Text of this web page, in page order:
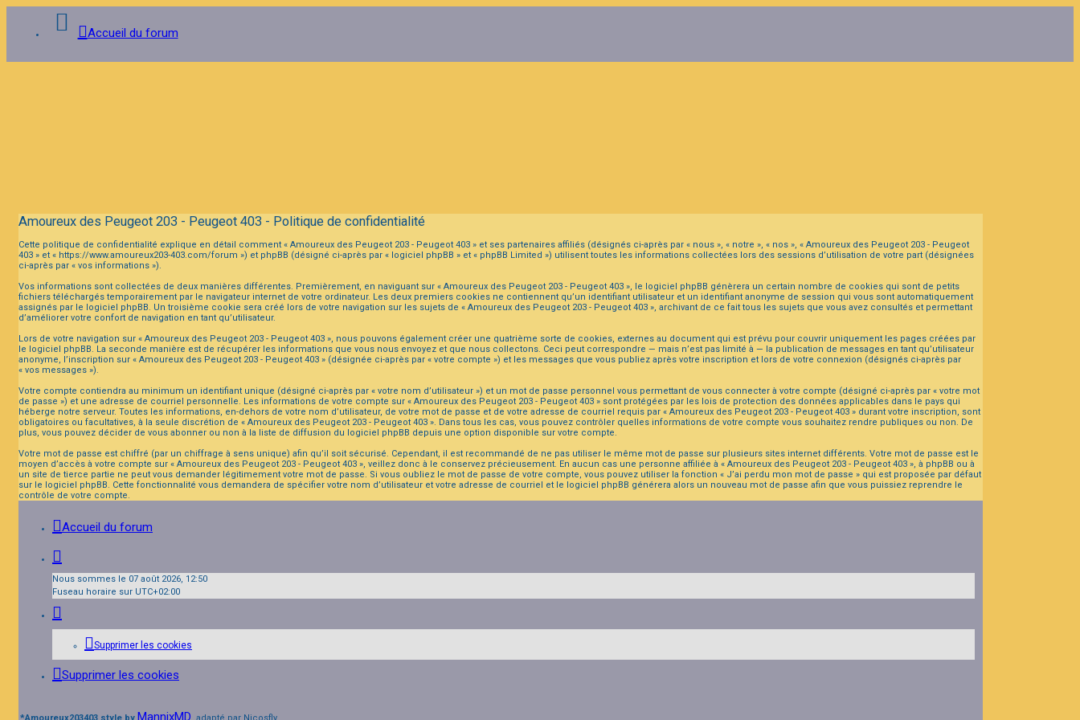
Accueil du forum
Amoureux des Peugeot 203 - Peugeot 403 - Politique de confidentialité
Cette politique de confidentialité explique en détail comment « Amoureux des Peugeot 203 - Peugeot 403 » et ses partenaires affiliés (désignés ci-après par « nous », « notre », « nos », « Amoureux des Peugeot 203 - Peugeot
403 » et « https://www.amoureux203-403.com/forum ») et phpBB (désigné ci-après par « logiciel phpBB » et « phpBB Limited ») utilisent toutes les informations collectées lors des sessions d’utilisation de votre part (désignées
ci-après par « vos informations »).
Vos informations sont collectées de deux manières différentes. Premièrement, en naviguant sur « Amoureux des Peugeot 203 - Peugeot 403 », le logiciel phpBB génèrera un certain nombre de cookies qui sont de petits
fichiers téléchargés temporairement par le navigateur internet de votre ordinateur. Les deux premiers cookies ne contiennent qu’un identifiant utilisateur et un identifiant anonyme de session qui vous sont automatiquement
assignés par le logiciel phpBB. Un troisième cookie sera créé lors de votre navigation sur les sujets de « Amoureux des Peugeot 203 - Peugeot 403 », archivant de ce fait tous les sujets que vous avez consultés et permettant
d’améliorer votre confort de navigation en tant qu’utilisateur.
Lors de votre navigation sur « Amoureux des Peugeot 203 - Peugeot 403 », nous pouvons également créer une quatrième sorte de cookies, externes au document qui est prévu pour couvrir uniquement les pages créées par
le logiciel phpBB. La seconde manière est de récupérer les informations que vous nous envoyez et que nous collectons. Ceci peut correspondre — mais n’est pas limité à — la publication de messages en tant qu’utilisateur
anonyme, l’inscription sur « Amoureux des Peugeot 203 - Peugeot 403 » (désignée ci-après par « votre compte ») et les messages que vous publiez après votre inscription et lors de votre connexion (désignés ci-après par
« vos messages »).
Votre compte contiendra au minimum un identifiant unique (désigné ci-après par « votre nom d’utilisateur ») et un mot de passe personnel vous permettant de vous connecter à votre compte (désigné ci-après par « votre mot
de passe ») et une adresse de courriel personnelle. Les informations de votre compte sur « Amoureux des Peugeot 203 - Peugeot 403 » sont protégées par les lois de protection des données applicables dans le pays qui
héberge notre serveur. Toutes les informations, en-dehors de votre nom d’utilisateur, de votre mot de passe et de votre adresse de courriel requis par « Amoureux des Peugeot 203 - Peugeot 403 » durant votre inscription, sont
obligatoires ou facultatives, à la seule discrétion de « Amoureux des Peugeot 203 - Peugeot 403 ». Dans tous les cas, vous pouvez contrôler quelles informations de votre compte vous souhaitez rendre publiques ou non. De
plus, vous pouvez décider de vous abonner ou non à la liste de diffusion du logiciel phpBB depuis une option disponible sur votre compte.
Votre mot de passe est chiffré (par un chiffrage à sens unique) afin qu’il soit sécurisé. Cependant, il est recommandé de ne pas utiliser le même mot de passe sur plusieurs sites internet différents. Votre mot de passe est le
moyen d’accès à votre compte sur « Amoureux des Peugeot 203 - Peugeot 403 », veillez donc à le conservez précieusement. En aucun cas une personne affiliée à « Amoureux des Peugeot 203 - Peugeot 403 », à phpBB ou à
un site de tierce partie ne peut vous demander légitimement votre mot de passe. Si vous oubliez le mot de passe de votre compte, vous pouvez utiliser la fonction « J’ai perdu mon mot de passe » qui est proposée par défaut
sur le logiciel phpBB. Cette fonctionnalité vous demandera de spécifier votre nom d’utilisateur et votre adresse de courriel et le logiciel phpBB générera alors un nouveau mot de passe afin que vous puissiez reprendre le
contrôle de votre compte.
Accueil du forum
Nous sommes le 07 août 2026, 12:50
Fuseau horaire sur UTC+02:00
Supprimer les cookies
Supprimer les cookies
MannixMD